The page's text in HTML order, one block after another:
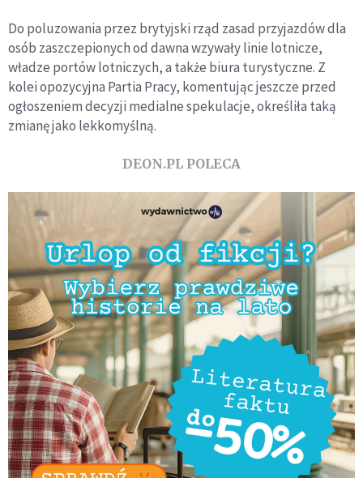
Do poluzowania przez brytyjski rząd zasad przyjazdów dla
osób zaszczepionych od dawna wzywały linie lotnicze,
władze portów lotniczych, a także biura turystyczne. Z
kolei opozycyjna Partia Pracy, komentując jeszcze przed
ogłoszeniem decyzji medialne spekulacje, określiła taką
zmianę jako lekkomyślną.
DEON.PL POLECA